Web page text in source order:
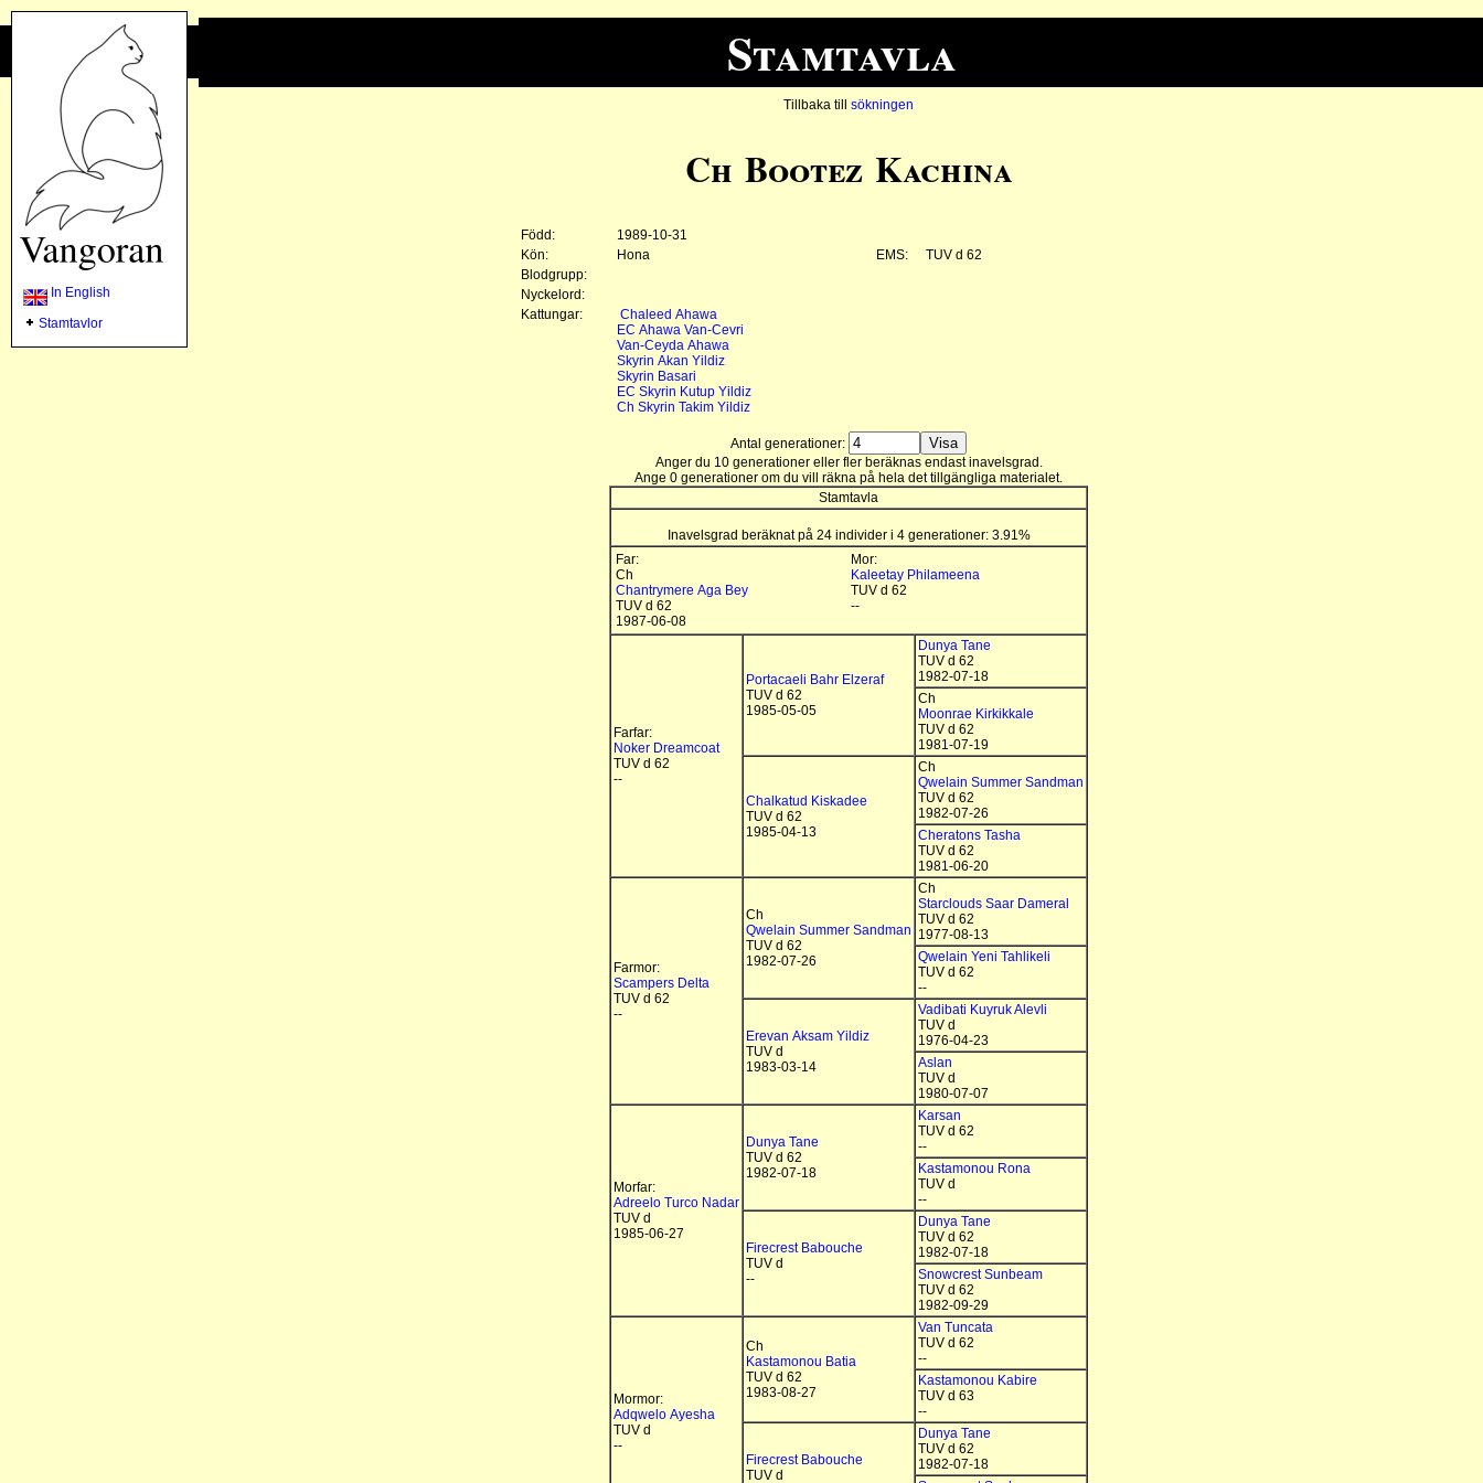
Stamtavla
In English
Stamtavlor
Tillbaka till sökningen
Ch Bootez Kachina
Född:
1989-10-31
Kön:
Hona EMS:
TUV d 62
Blodgrupp:
Nyckelord:
Kattungar:
Chaleed Ahawa
EC Ahawa Van-Cevri
Van-Ceyda Ahawa
Skyrin Akan Yildiz
Skyrin Basari
EC Skyrin Kutup Yildiz
Ch Skyrin Takim Yildiz
Antal generationer:
Anger du 10 generationer eller fler beräknas endast inavelsgrad.
Ange 0 generationer om du vill räkna på hela det tillgängliga materialet.
Stamtavla
Inavelsgrad beräknat på 24 individer i 4 generationer: 3.91%
Far:
Ch
Chantrymere Aga Bey
TUV d 62
1987-06-08
Mor:
Kaleetay Philameena
TUV d 62
--
Farfar:
Noker Dreamcoat
TUV d 62
--
Portacaeli Bahr Elzeraf
TUV d 62
1985-05-05
Dunya Tane
TUV d 62
1982-07-18
Ch
Moonrae Kirkikkale
TUV d 62
1981-07-19
Chalkatud Kiskadee
TUV d 62
1985-04-13
Ch
Qwelain Summer Sandman
TUV d 62
1982-07-26
Cheratons Tasha
TUV d 62
1981-06-20
Farmor:
Scampers Delta
TUV d 62
--
Ch
Qwelain Summer Sandman
TUV d 62
1982-07-26
Ch
Starclouds Saar Dameral
TUV d 62
1977-08-13
Qwelain Yeni Tahlikeli
TUV d 62
--
Erevan Aksam Yildiz
TUV d
1983-03-14
Vadibati Kuyruk Alevli
TUV d
1976-04-23
Aslan
TUV d
1980-07-07
Morfar:
Adreelo Turco Nadar
TUV d
1985-06-27
Dunya Tane
TUV d 62
1982-07-18
Karsan
TUV d 62
--
Kastamonou Rona
TUV d
--
Firecrest Babouche
TUV d
--
Dunya Tane
TUV d 62
1982-07-18
Snowcrest Sunbeam
TUV d 62
1982-09-29
Mormor:
Adqwelo Ayesha
TUV d
--
Ch
Kastamonou Batia
TUV d 62
1983-08-27
Van Tuncata
TUV d 62
--
Kastamonou Kabire
TUV d 63
--
Firecrest Babouche
TUV d
Dunya Tane
TUV d 62
1982-07-18